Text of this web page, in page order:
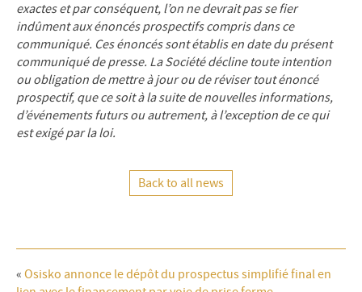
exactes et par conséquent, l’on ne devrait pas se fier
indûment aux énoncés prospectifs compris dans ce
communiqué. Ces énoncés sont établis en date du présent
communiqué de presse. La Société décline toute intention
ou obligation de mettre à jour ou de réviser tout énoncé
prospectif, que ce soit à la suite de nouvelles informations,
d’événements futurs ou autrement, à l’exception de ce qui
est exigé par la loi.
Back to all news
« Osisko annonce le dépôt du prospectus simplifié final en